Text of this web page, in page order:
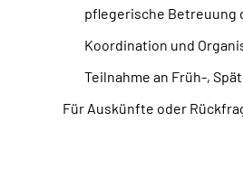
pflegerische Betreuung
Koordination und
Teilnahme an Früh-,
Für Auskünfte oder